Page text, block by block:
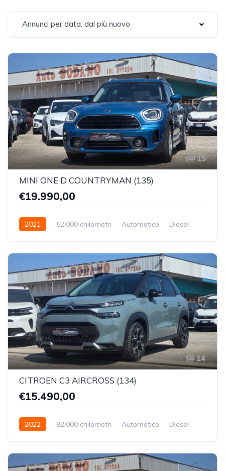
Annunci per data: dal più nuovo
15
MINI ONE D COUNTRYMAN (135)
€19.990,00
2021 52.000 chilometri Automatico
Diesel
14
CITROEN C3 AIRCROSS (134)
€15.490,00
2022 82.000 chilometri Automatico
Diesel